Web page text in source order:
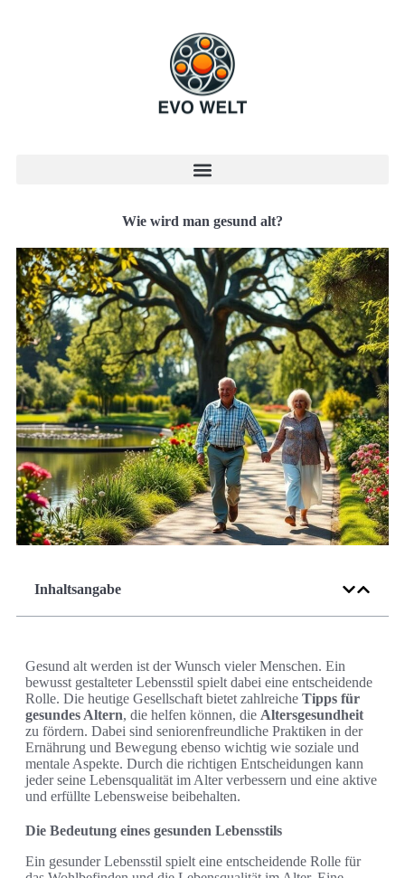
Wie wird man gesund alt?
Inhaltsangabe
Gesund alt werden ist der Wunsch vieler Menschen. Ein
bewusst gestalteter Lebensstil spielt dabei eine entscheidende
Rolle. Die heutige Gesellschaft bietet zahlreiche Tipps für
gesundes Altern, die helfen können, die Altersgesundheit
zu fördern. Dabei sind seniorenfreundliche Praktiken in der
Ernährung und Bewegung ebenso wichtig wie soziale und
mentale Aspekte. Durch die richtigen Entscheidungen kann
jeder seine Lebensqualität im Alter verbessern und eine aktive
und erfüllte Lebensweise beibehalten.
Die Bedeutung eines gesunden Lebensstils
Ein gesunder Lebensstil spielt eine entscheidende Rolle für